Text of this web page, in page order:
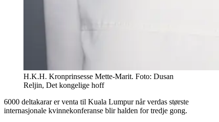
H.K.H. Kronprinsesse Mette-Marit. Foto: Dusan
Reljin, Det kongelige hoff
6000 deltakarar er venta til Kuala Lumpur når verdas største
internasjonale kvinnekonferanse blir halden for tredje gong.